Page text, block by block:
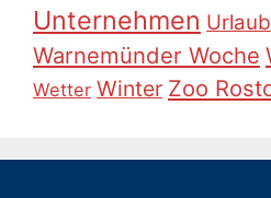
Unternehmen Urlaub
Warnemünder Woche
Wetter Winter Zoo